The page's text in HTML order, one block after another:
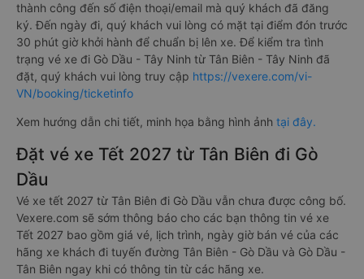
thành công đến số điện thoại/email mà quý khách đã đăng
ký. Đến ngày đi, quý khách vui lòng có mặt tại điểm đón trước
30 phút giờ khởi hành để chuẩn bị lên xe. Để kiểm tra tình
trạng vé xe đi Gò Dầu - Tây Ninh từ Tân Biên - Tây Ninh đã
đặt, quý khách vui lòng truy cập https://vexere.com/vi-
VN/booking/ticketinfo
Xem hướng dẫn chi tiết, minh họa bằng hình ảnh tại đây.
Đặt vé xe Tết 2027 từ Tân Biên đi Gò
Dầu
Vé xe tết 2027 từ Tân Biên đi Gò Dầu vẫn chưa được công bố.
Vexere.com sẽ sớm thông báo cho các bạn thông tin vé xe
Tết 2027 bao gồm giá vé, lịch trình, ngày giờ bán vé của các
hãng xe khách đi tuyến đường Tân Biên - Gò Dầu và Gò Dầu -
Tân Biên ngay khi có thông tin từ các hãng xe.